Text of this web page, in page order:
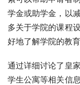
学金或助学金，以
多关于学院的课程
好地了解学院的教育
通过详细讨论了皇
学生公寓等相关信